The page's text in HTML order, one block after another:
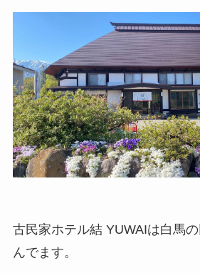
古民家ホテル結 YUWAIは白馬
んでます。